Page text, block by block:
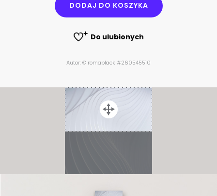
DODAJ DO KOSZYKA
Do ulubionych
Autor: © romablack #260545510